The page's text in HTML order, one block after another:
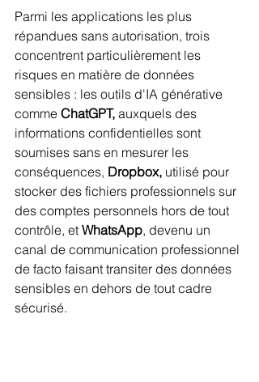
Parmi les applications les plus
répandues sans autorisation, trois
concentrent particulièrement les
risques en matière de données
sensibles : les outils d'IA générative
comme ChatGPT, auxquels des
informations confidentielles sont
soumises sans en mesurer les
conséquences, Dropbox, utilisé pour
stocker des fichiers professionnels sur
des comptes personnels hors de tout
contrôle, et WhatsApp, devenu un
canal de communication professionnel
de facto faisant transiter des données
sensibles en dehors de tout cadre
sécurisé.